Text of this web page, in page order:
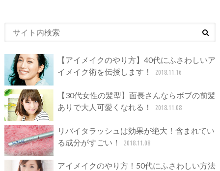
【アイメイクのやり方】40代にふさわしいア
イメイク術を伝授します！
2018.11.16
【30代女性の髪型】面長さんならボブの前髪
ありで大人可愛くなれる！
2018.11.08
リバイタラッシュは効果が絶大！含まれてい
る成分がすごい！
2018.11.08
アイメイクのやり方！50代にふさわしい方法